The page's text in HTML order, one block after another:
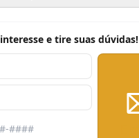
e tire suas dúvidas!